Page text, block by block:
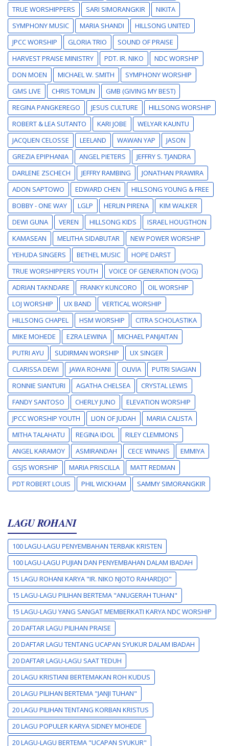
TRUE WORSHIPPERS
SARI SIMORANGKIR
NIKITA
SYMPHONY MUSIC
MARIA SHANDI
HILLSONG UNITED
JPCC WORSHIP
GLORIA TRIO
SOUND OF PRAISE
HARVEST PRAISE MINISTRY
PDT. IR. NIKO
NDC WORSHIP
DON MOEN
MICHAEL W. SMITH
SYMPHONY WORSHIP
GMS LIVE
CHRIS TOMLIN
GMB (GIVING MY BEST)
REGINA PANGKEREGO
JESUS CULTURE
HILLSONG WORSHIP
ROBERT & LEA SUTANTO
KARI JOBE
WELYAR KAUNTU
JACQLIEN CELOSSE
LEELAND WAWAN YAP
JASON
GREZIA EPIPHANIA
ANGEL PIETERS
JEFFRY S. TJANDRA
DARLENE ZSCHECH
JEFFRY RAMBING
JONATHAN PRAWIRA
ADON SAPTOWO
EDWARD CHEN
HILLSONG YOUNG & FREE
BOBBY - ONE WAY
LGLP HERLIN PIRENA
KIM WALKER
DEWI GUNA
VEREN HILLSONG KIDS
ISRAEL HOUGTHON
KAMASEAN
MELITHA SIDABUTAR
NEW POWER WORSHIP
YEHUDA SINGERS
BETHEL MUSIC
HOPE DARST
TRUE WORSHIPPERS YOUTH
VOICE OF GENERATION (VOG)
ADRIAN TAKNDARE
FRANKY KUNCORO
OIL WORSHIP
LOJ WORSHIP
UX BAND
VERTICAL WORSHIP
HILLSONG CHAPEL
HSM WORSHIP
CITRA SCHOLASTIKA
MIKE MOHEDE
EZRA LEWINA
MICHAEL PANJAITAN
PUTRI AYU
SUDIRMAN WORSHIP
UX SINGER
CLARISSA DEWI
JAWA ROHANI OLIVIA
PUTRI SIAGIAN
RONNIE SIANTURI
AGATHA CHELSEA
CRYSTAL LEWIS
FANDY SANTOSO
CHERLY JUNO
ELEVATION WORSHIP
JPCC WORSHIP YOUTH
LION OF JUDAH
MARIA CALISTA
MITHA TALAHATU
REGINA IDOL
RILEY CLEMMONS
ANGEL KARAMOY
ASMIRANDAH CECE WINANS
EMMIYA
GSJS WORSHIP
MARIA PRISCILLA
MATT REDMAN
PDT ROBERT LOUIS
PHIL WICKHAM SAMMY SIMORANGKIR
LAGU ROHANI
100 LAGU-LAGU PENYEMBAHAN TERBAIK KRISTEN
100 LAGU-LAGU PUJIAN DAN PENYEMBAHAN DALAM IBADAH
15 LAGU ROHANI KARYA "IR. NIKO NJOTO RAHARDJO"
15 LAGU-LAGU PILIHAN BERTEMA "ANUGERAH TUHAN"
15 LAGU-LAGU YANG SANGAT MEMBERKATI KARYA NDC WORSHIP
20 DAFTAR LAGU PILIHAN PRAISE
20 DAFTAR LAGU TENTANG UCAPAN SYUKUR DALAM IBADAH
20 DAFTAR LAGU-LAGU SAAT TEDUH
20 LAGU KRISTIANI BERTEMAKAN ROH KUDUS
20 LAGU PILIHAN BERTEMA "JANJI TUHAN"
20 LAGU PILIHAN TENTANG KORBAN KRISTUS
20 LAGU POPULER KARYA SIDNEY MOHEDE
20 LAGU-LAGU BERTEMA "UCAPAN SYUKUR"